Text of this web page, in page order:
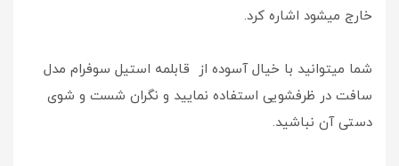
خارج میشود اشاره کرد.
شما میتوانید با خیال آسوده از قابلمه استیل سوفرام مدل
سافت در ظرفشویی استفاده نمایید و نگران شست و شوی
دستی آن نباشید.